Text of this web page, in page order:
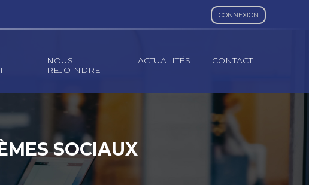
CONNEXION
NOUS
REJOINDRE
ACTUALITÉS CONTACT
SOCIAUX